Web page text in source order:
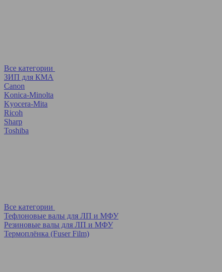
Все категории
ЗИП для КМА
Canon
Konica-Minolta
Kyocera-Mita
Ricoh
Sharp
Toshiba
Все категории
Тефлоновые валы для ЛП и МФУ
Резиновые валы для ЛП и МФУ
Термоплёнка (Fuser Film)